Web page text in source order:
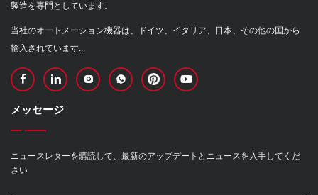
製造を専門としています。
当社のオートメーション機器は、ドイツ、イタリア、日本、その他の国から
輸入されています...
メッセージ
ニュースレターを購読して、最新のアップデートとニュースを入手してくだ
さい